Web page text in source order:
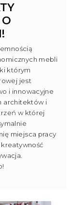
mebli
którym
jest
i innowacyjne
architektów i
w której
miejsca pracy